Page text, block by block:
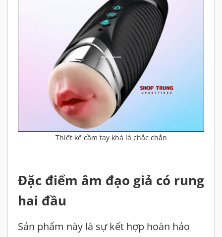
Thiết kế cầm tay khá là chắc chắn
Đặc điểm âm đạo giả có rung
hai đầu
Sản phẩm này là sự kết hợp hoàn hảo